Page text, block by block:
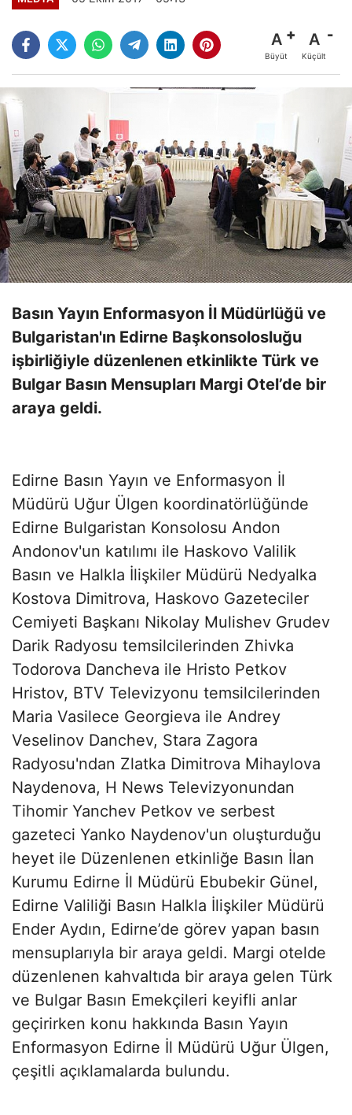
A
Büyüt
A
Küçült
Basın Yayın Enformasyon İl Müdürlüğü ve
Bulgaristan'ın Edirne Başkonsolosluğu
işbirliğiyle düzenlenen etkinlikte Türk ve
Bulgar Basın Mensupları Margi Otel’de bir
araya geldi.
Edirne Basın Yayın ve Enformasyon İl
Müdürü Uğur Ülgen koordinatörlüğünde
Edirne Bulgaristan Konsolosu Andon
Andonov'un katılımı ile Haskovo Valilik
Basın ve Halkla İlişkiler Müdürü Nedyalka
Kostova Dimitrova, Haskovo Gazeteciler
Cemiyeti Başkanı Nikolay Mulishev Grudev
Darik Radyosu temsilcilerinden Zhivka
Todorova Dancheva ile Hristo Petkov
Hristov, BTV Televizyonu temsilcilerinden
Maria Vasilece Georgieva ile Andrey
Veselinov Danchev, Stara Zagora
Radyosu'ndan Zlatka Dimitrova Mihaylova
Naydenova, H News Televizyonundan
Tihomir Yanchev Petkov ve serbest
gazeteci Yanko Naydenov'un oluşturduğu
heyet ile Düzenlenen etkinliğe Basın İlan
Kurumu Edirne İl Müdürü Ebubekir Günel,
Edirne Valiliği Basın Halkla İlişkiler Müdürü
Ender Aydın, Edirne’de görev yapan basın
mensuplarıyla bir araya geldi. Margi otelde
düzenlenen kahvaltıda bir araya gelen Türk
ve Bulgar Basın Emekçileri keyifli anlar
geçirirken konu hakkında Basın Yayın
Enformasyon Edirne İl Müdürü Uğur Ülgen,
çeşitli açıklamalarda bulundu.